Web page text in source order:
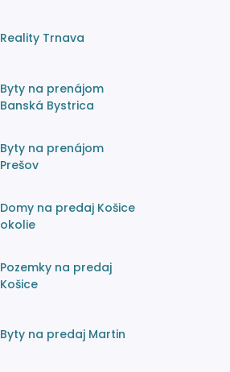
Reality Trnava
Byty na prenájom
Banská Bystrica
Byty na prenájom
Prešov
Domy na predaj Košice
okolie
Pozemky na predaj
Košice
Byty na predaj Martin